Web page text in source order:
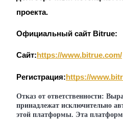
проекта.
Официальный сайт Bitrue:
Сайт: https://www.bitrue.com/
Регистрация: https://
Отказ от ответственности:
принадлежат исключительно
этой платформы. Эта